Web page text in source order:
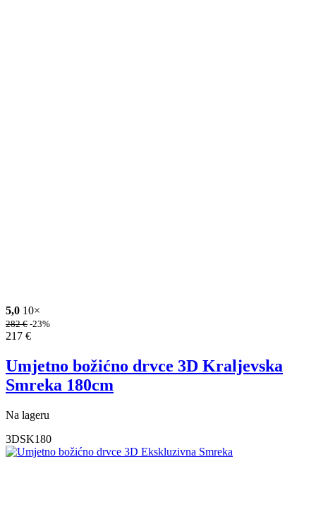
5,0 10×
282€ -23%
217 €
Umjetno božićno drvce 3D Kraljevska
Smreka 180cm
Na lageru
3DSK180